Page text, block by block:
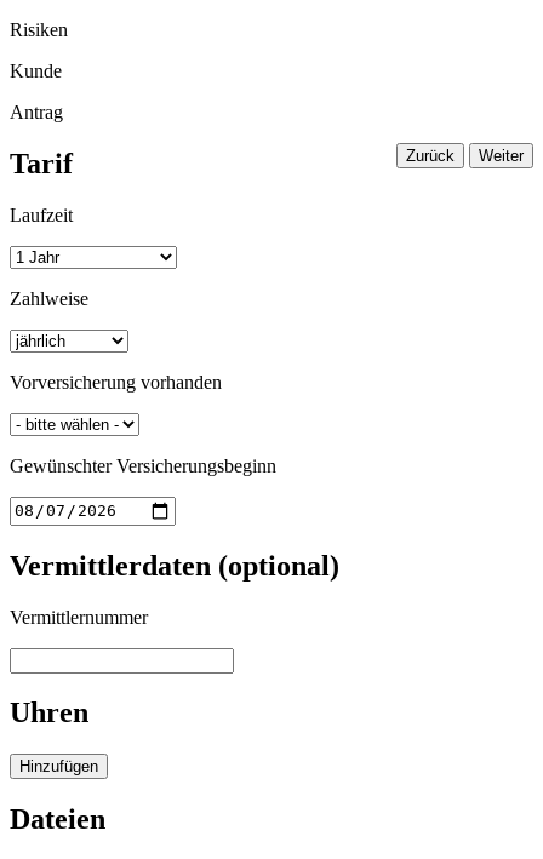
Risiken
Kunde
Antrag
Zurück Weiter
Tarif
Laufzeit
Zahlweise
Vorversicherung vorhanden
Gewünschter Versicherungsbeginn
Vermittlerdaten (optional)
Vermittlernummer
Uhren
Hinzufügen
Dateien